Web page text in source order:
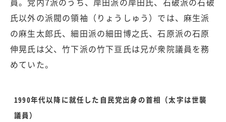
氏以外の派閥の領袖（りょうしゅう）では、麻生派
の麻生太郎氏、細田派の細田博之氏、石原派の石原
伸晃氏は父、竹下派の竹下亘氏は兄が衆院議員を務
めていた。
1990年代以降に就任した自民党出身の首相（太字は世襲
議員）